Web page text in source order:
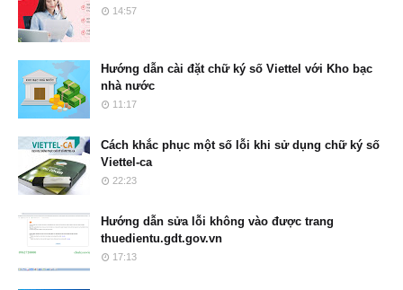
14:57
Hướng dẫn cài đặt chữ ký số Viettel với Kho bạc
nhà nước
11:17
Cách khắc phục một số lỗi khi sử dụng chữ ký số
Viettel-ca
22:23
Hướng dẫn sửa lỗi không vào được trang
thuedientu.gdt.gov.vn
17:13